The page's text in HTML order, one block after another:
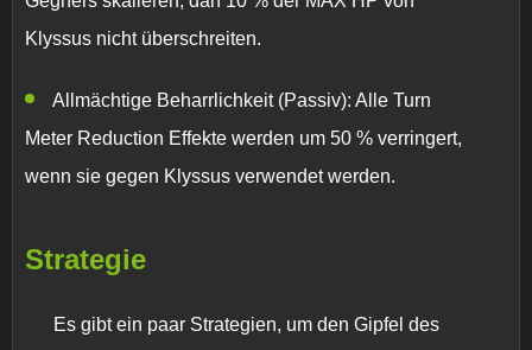
Klyssus nicht überschreiten.
Allmächtige Beharrlichkeit (Passiv): Alle Turn
Meter Reduction Effekte werden um 50 % verringert,
wenn sie gegen Klyssus verwendet werden.
Strategie
Es gibt ein paar Strategien, um den Gipfel des